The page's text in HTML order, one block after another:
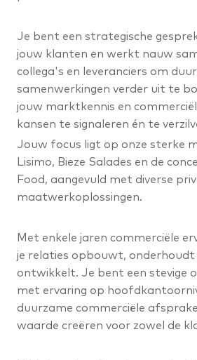
Je bent een strategische
jouw klanten en werkt nauw
collega's en leveranciers om
samenwerkingen verder uit te
jouw marktkennis en
kansen te signaleren én te
Jouw focus ligt op onze sterke
Lisimo, Bieze Salades en de
Food, aangevuld met diverse
maatwerkoplossingen.
Met enkele jaren commerciële
je relaties opbouwt, onderhoudt
ontwikkelt. Je bent een stevige
met ervaring op
duurzame commerciële
waarde creëren voor zowel de